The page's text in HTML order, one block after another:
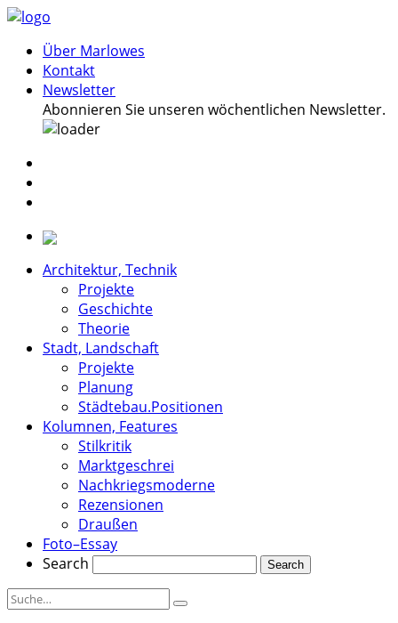
Über Marlowes
Kontakt
Newsletter
Abonnieren Sie unseren wöchentlichen Newsletter.
Architektur, Technik
Projekte
Geschichte
Theorie
Stadt, Landschaft
Projekte
Planung
Städtebau.Positionen
Kolumnen, Features
Stilkritik
Marktgeschrei
Nachkriegsmoderne
Rezensionen
Draußen
Foto–Essay
Search